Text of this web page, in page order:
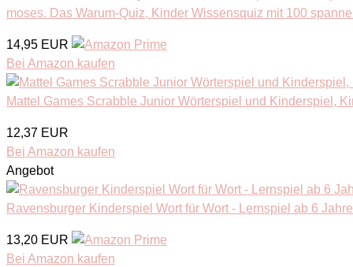
moses. Das Warum-Quiz, Kinder Wissensquiz mit 100
14,95 EUR
Bei Amazon kaufen
Mattel Games Scrabble Junior Wörterspiel und Kinderspiel,
12,37 EUR
Bei Amazon kaufen
Angebot
Ravensburger Kinderspiel Wort für Wort - Lernspiel ab 6 Jahre
13,20 EUR
Bei Amazon kaufen